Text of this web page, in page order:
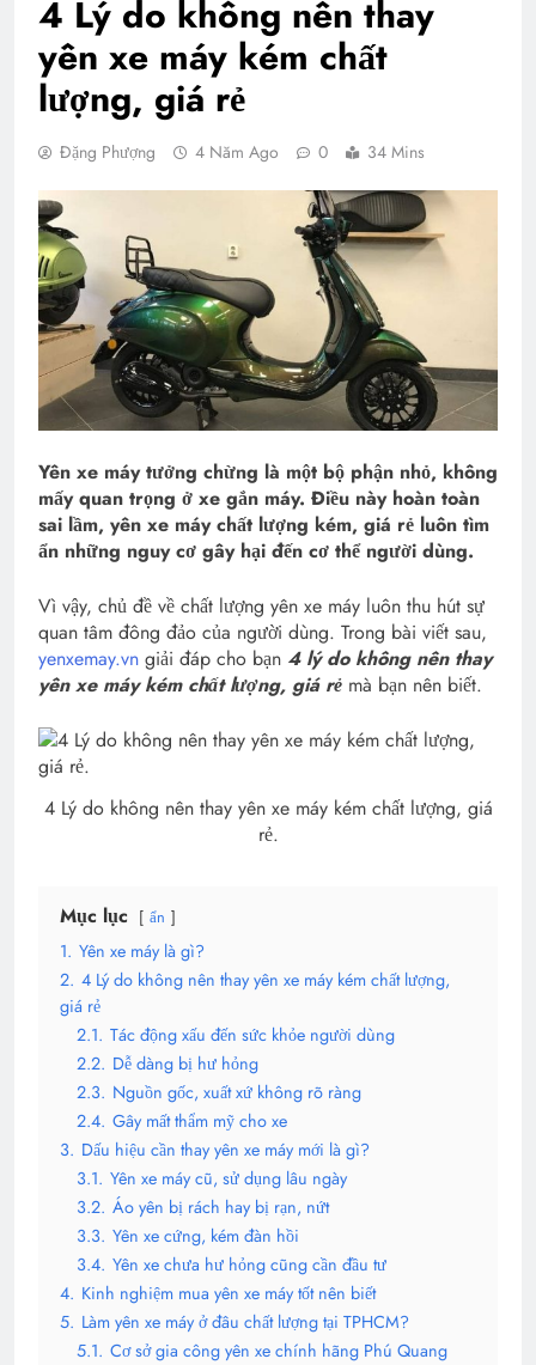
4 Lý do không nên thay
yên xe máy kém chất
lượng, giá rẻ
Đặng Phượng 4 Năm Ago 0 34 Mins
Yên xe máy tưởng chừng là một bộ phận nhỏ, không
mấy quan trọng ở xe gắn máy. Điều này hoàn toàn
sai lầm, yên xe máy chất lượng kém, giá rẻ luôn tìm
ẩn những nguy cơ gây hại đến cơ thể người dùng.
Vì vậy, chủ đề về chất lượng yên xe máy luôn thu hút sự
quan tâm đông đảo của người dùng. Trong bài viết sau,
yenxemay.vn giải đáp cho bạn 4 lý do không nên thay
yên xe máy kém chất lượng, giá rẻ mà bạn nên biết.
4 Lý do không nên thay yên xe máy kém chất lượng, giá
rẻ.
Mục lục ẩn
1. Yên xe máy là gì?
2. 4 Lý do không nên thay yên xe máy kém chất lượng,
giá rẻ
2.1. Tác động xấu đến sức khỏe người dùng
2.2. Dễ dàng bị hư hỏng
2.3. Nguồn gốc, xuất xứ không rõ ràng
2.4. Gây mất thẩm mỹ cho xe
3. Dấu hiệu cần thay yên xe máy mới là gì?
3.1. Yên xe máy cũ, sử dụng lâu ngày
3.2. Áo yên bị rách hay bị rạn, nứt
3.3. Yên xe cứng, kém đàn hồi
3.4. Yên xe chưa hư hỏng cũng cần đầu tư
4. Kinh nghiệm mua yên xe máy tốt nên biết
5. Làm yên xe máy ở đâu chất lượng tại TPHCM?
5.1. Cơ sở gia công yên xe chính hãng Phú Quang